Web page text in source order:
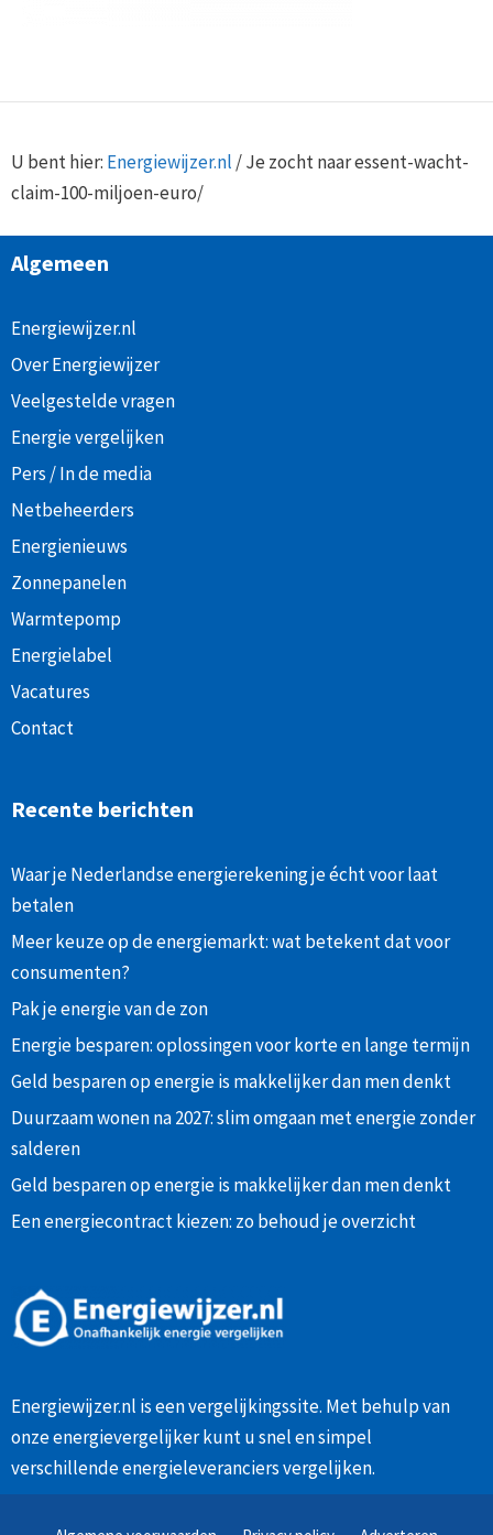
U bent hier: Energiewijzer.nl /Je zocht naar essent-wacht-
claim-100-miljoen-euro/
Algemeen
Energiewijzer.nl
Over Energiewijzer
Veelgestelde vragen
Energie vergelijken
Pers / In de media
Netbeheerders
Energienieuws
Zonnepanelen
Warmtepomp
Energielabel
Vacatures
Contact
Recente berichten
Waar je Nederlandse energierekening je écht voor laat
betalen
Meer keuze op de energiemarkt: wat betekent dat voor
consumenten?
Pak je energie van de zon
Energie besparen: oplossingen voor korte en lange termijn
Geld besparen op energie is makkelijker dan men denkt
Duurzaam wonen na 2027: slim omgaan met energie zonder
salderen
Geld besparen op energie is makkelijker dan men denkt
Een energiecontract kiezen: zo behoud je overzicht
Energiewijzer.nl is een vergelijkingssite. Met behulp van
onzeenergievergelijkerkunt u snel en simpel
verschillende energieleveranciers vergelijken.